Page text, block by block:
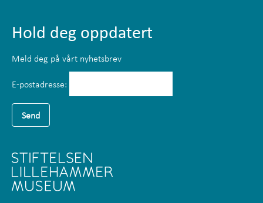
Hold deg oppdatert
Meld deg på vårt nyhetsbrev
E-postadresse: